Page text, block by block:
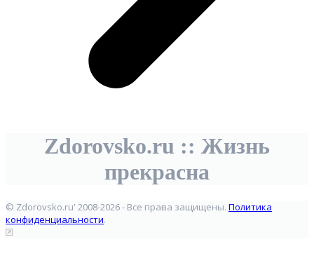
Zdorovsko.ru :: Жизнь
прекрасна
© Zdorovsko.ru' 2008-2026 - Все права защищены. Политика
конфиденциальности.